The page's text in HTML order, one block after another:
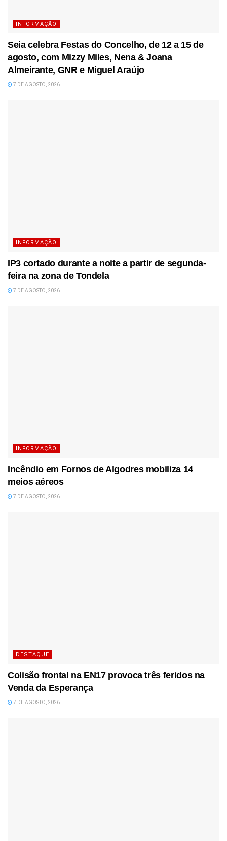
INFORMAÇÃO
Seia celebra Festas do Concelho, de 12 a 15 de
agosto, com Mizzy Miles, Nena & Joana
Almeirante, GNR e Miguel Araújo
7 DE AGOSTO, 2026
INFORMAÇÃO
IP3 cortado durante a noite a partir de segunda-
feira na zona de Tondela
7 DE AGOSTO, 2026
INFORMAÇÃO
Incêndio em Fornos de Algodres mobiliza 14
meios aéreos
7 DE AGOSTO, 2026
DESTAQUE
Colisão frontal na EN17 provoca três feridos na
Venda da Esperança
7 DE AGOSTO, 2026